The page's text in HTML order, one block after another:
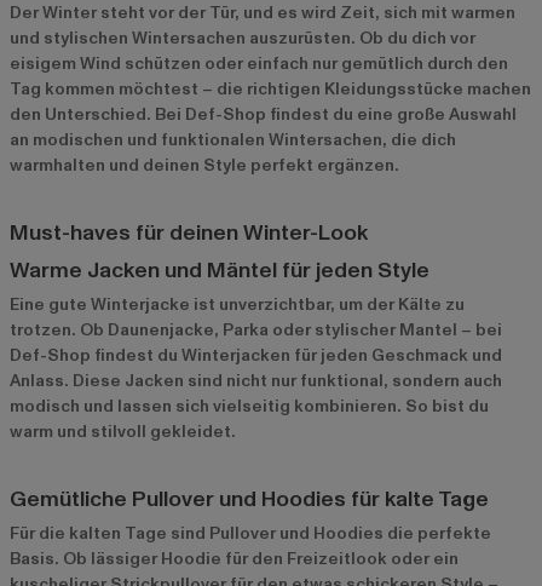
Der Winter steht vor der Tür, und es wird Zeit, sich mit warmen
und stylischen Wintersachen auszurüsten. Ob du dich vor
eisigem Wind schützen oder einfach nur gemütlich durch den
Tag kommen möchtest – die richtigen Kleidungsstücke machen
den Unterschied. Bei Def-Shop findest du eine große Auswahl
an modischen und funktionalen Wintersachen, die dich
warmhalten und deinen Style perfekt ergänzen.
Must-haves für deinen Winter-Look
Warme Jacken und Mäntel für jeden Style
Eine gute Winterjacke ist unverzichtbar, um der Kälte zu
trotzen. Ob Daunenjacke, Parka oder stylischer Mantel – bei
Def-Shop findest du Winterjacken für jeden Geschmack und
Anlass. Diese Jacken sind nicht nur funktional, sondern auch
modisch und lassen sich vielseitig kombinieren. So bist du
warm und stilvoll gekleidet.
Gemütliche Pullover und Hoodies für kalte Tage
Für die kalten Tage sind Pullover und Hoodies die perfekte
Basis. Ob lässiger Hoodie für den Freizeitlook oder ein